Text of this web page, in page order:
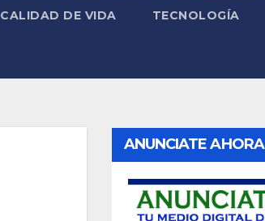
CALIDAD DE VIDA TECNOLOGÍA
ANUNCIATE AHORA